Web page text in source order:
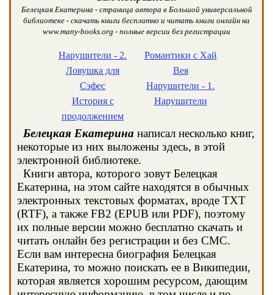
Белецкая Екатерина - страница автора в Большой универсальной
библиотеке - скачать книги бесплатно и читать книги онлайн на
www.many-books.org - полные версии без регистрации
Нарушители - 2.
Ловушка для
Сэфес
История с
продолжением
Романтики с Хай
Вея
Нарушители - 1.
Нарушители
Белецкая Екатерина написал несколько книг,
некоторые из них выложены здесь, в этой
электронной библиотеке.
Книги автора, которого зовут Белецкая
Екатерина, на этом сайте находятся в обычных
электронных текстовых форматах, вроде TXT
(RTF), а также FB2 (EPUB или PDF), поэтому
их полные версии можно бесплатно скачать и
читать онлайн без регистрации и без СМС.
Если вам интересна биография Белецкая
Екатерина, то можно поискать ее в Википедии,
которая является хорошим ресурсом, дающим